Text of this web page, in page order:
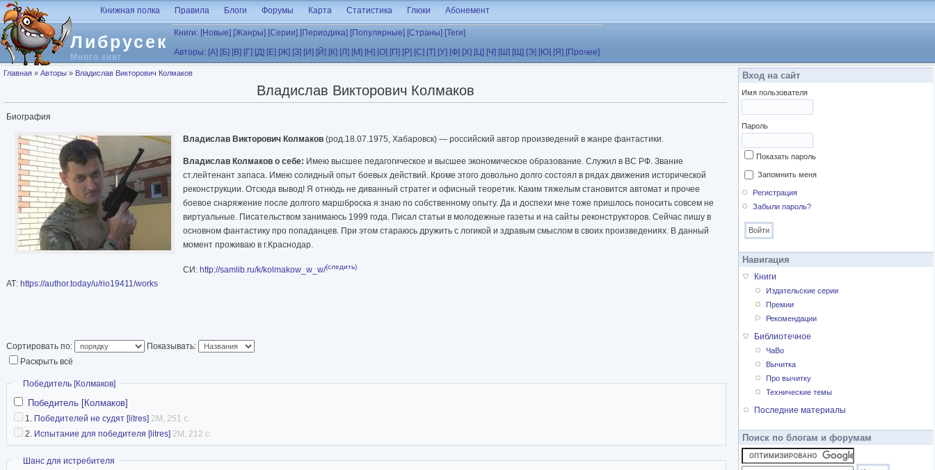
Перейти к основному содержанию
Либрусек
Много книг
Книжная полка Правила Блоги Форумы Карта Статистика Глюки Абонемент
Книги: [Новые] [Жанры] [Серии] [Периодика] [Популярные] [Страны] [Теги]
Авторы: [А] [Б] [В] [Г] [Д] [Е] [Ж] [З] [И] [Й] [К] [Л] [М] [Н] [О] [П] [Р] [С] [Т] [У] [Ф] [Х] [Ц] [Ч] [Ш] [Щ] [Э] [Ю] [Я] [Прочее]
Вы здесь
Главная » Авторы » Владислав Викторович Колмаков
Владислав Викторович Колмаков
Биография
Владислав Викторович Колмаков (род.18.07.1975, Хабаровск) — российский автор произведений в жанре фантастики.
Владислав Колмаков о себе: Имею высшее педагогическое и высшее экономическое образование. Служил в ВС РФ. Звание
ст.лейтенант запаса. Имею солидный опыт боевых действий. Кроме этого довольно долго состоял в рядах движения исторической
реконструкции. Отсюда вывод! Я отнюдь не диванный стратег и офисный теоретик. Каким тяжелым становится автомат и прочее
боевое снаряжение после долгого маршброска я знаю по собственному опыту. Да и доспехи мне тоже пришлось поносить совсем не
виртуальные. Писательством занимаюсь 1999 года. Писал статьи в молодежные газеты и на сайты реконструкторов. Сейчас пишу в
основном фантастику про попаданцев. При этом стараюсь дружить с логикой и здравым смыслом в своих произведениях. В данный
момент проживаю в г.Краснодар.
СИ: http://samlib.ru/k/kolmakow_w_w/(следить)
АТ: https://author.today/u/rio19411/works
Сортировать по:
Показывать:
Раскрыть всё
Скрыть
Победитель [Колмаков]
Победитель [Колмаков]
1. Победителей не судят [litres] 2M, 251 с.
2. Испытание для победителя [litres] 2M, 212 с.
Скрыть
Шанс для истребителя
Вход на сайт
Имя пользователя
Пароль
Показать пароль
Запомнить меня
Регистрация
Забыли пароль?
Навигация
Книги
Издательские серии
Премии
Рекомендации
Библиотечное
ЧаВо
Вычитка
Про вычитку
Технические темы
Последние материалы
Поиск по блогам и форумам